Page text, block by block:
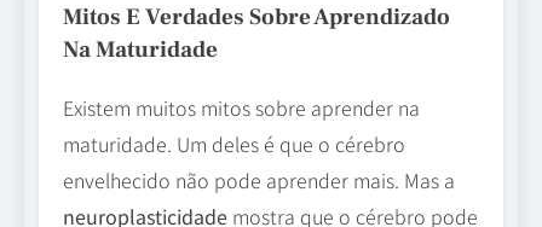
Mitos E Verdades Sobre Aprendizado
Na Maturidade
Existem muitos mitos sobre aprender na
maturidade. Um deles é que o cérebro
envelhecido não pode aprender mais. Mas a
neuroplasticidade mostra que o cérebro pode